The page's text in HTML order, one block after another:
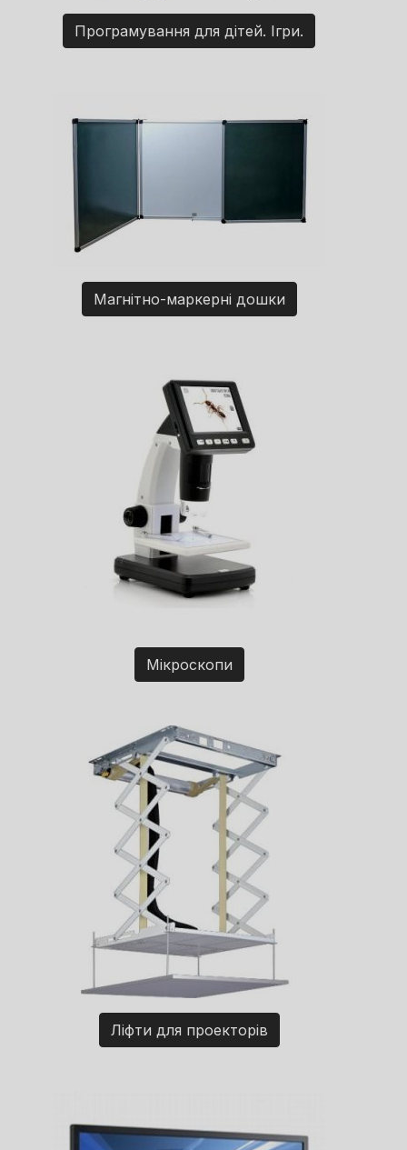
Програмування для дітей. Ігри.
Магнітно-маркерні дошки
Мікроскопи
Ліфти для проекторів